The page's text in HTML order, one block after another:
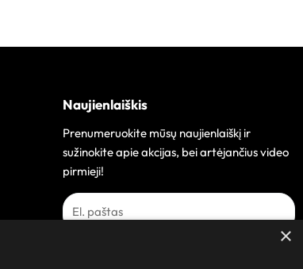
Naujienlaiškis
Prenumeruokite mūsų naujienlaiškį ir
sužinokite apie akcijas, bei artėjančius video
pirmieji!
×